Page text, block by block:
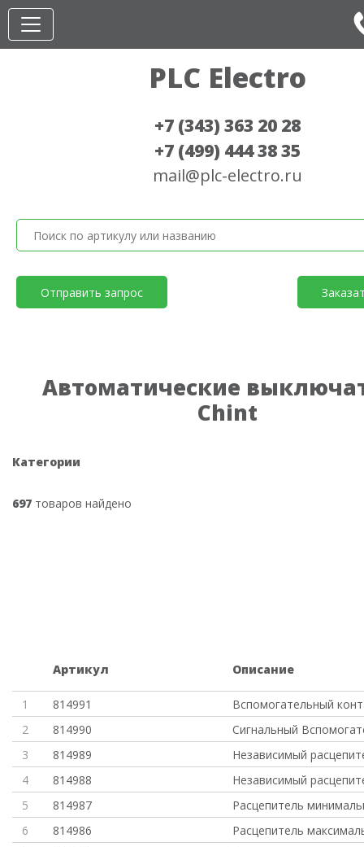
PLC Electro
+7 (343) 363 20 28
+7 (499) 444 38 35
mail@plc-electro.ru
Отправить запрос
Автоматические
Chint
Категории
697 товаров найдено
Артикул Описание
1 814991
Вспомогательный
2
814990
Сигнальный
3
814989
Независимый
4
814988
Независимый
5
814987
Расцепитель
6
814986
Расцепитель